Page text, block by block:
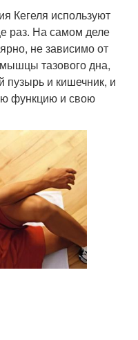
Кегеля используют
раз. На самом деле
не зависимо от
тазового дна,
и кишечник, и
функцию и свою